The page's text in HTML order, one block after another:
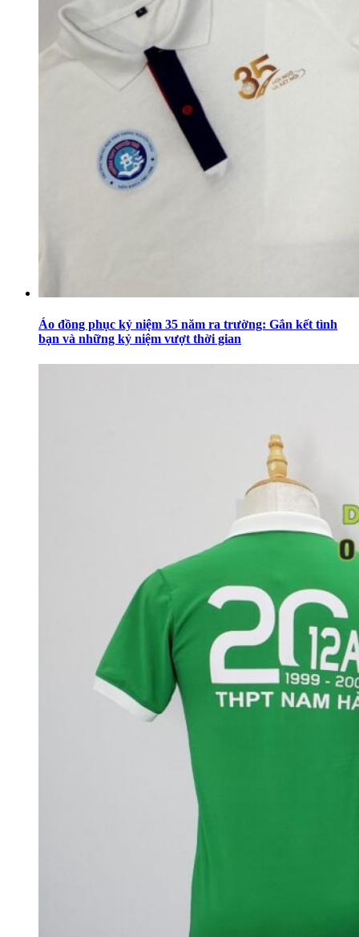
Áo đồng phục kỷ niệm 35 năm ra trường: Gắn kết tình
bạn và những kỷ niệm vượt thời gian